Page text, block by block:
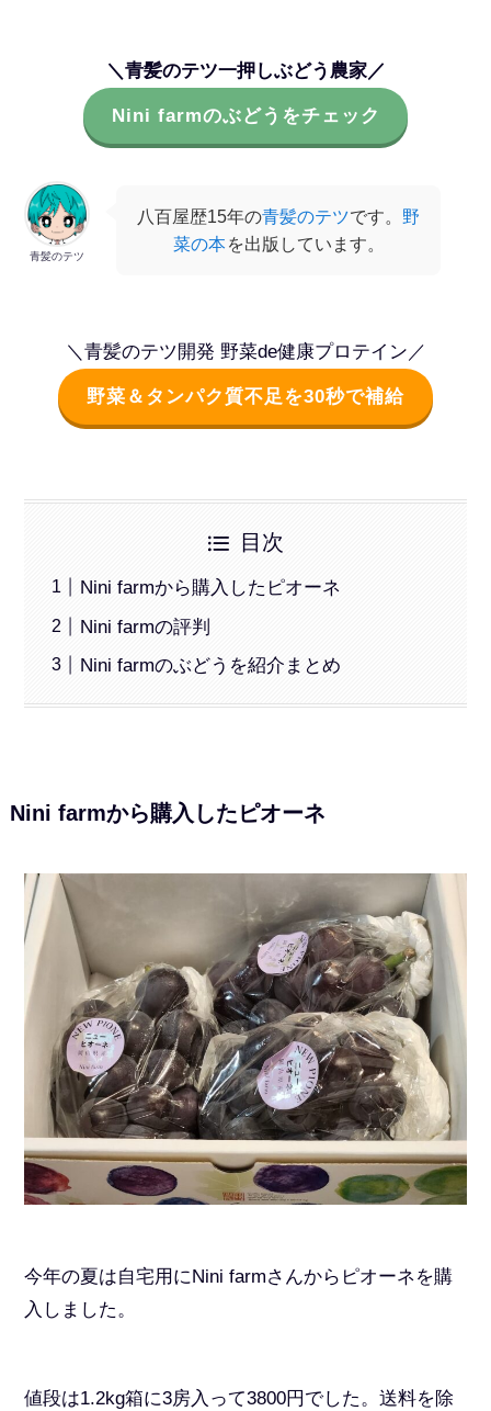
＼青髪のテツ一押しぶどう農家／
Nini farmのぶどうをチェック
青髪のテツ
八百屋歴15年の青髪のテツです。 野
菜の本を出版しています。
＼青髪のテツ開発 野菜de健康プロテイン／
野菜＆タンパク質不足を30秒で補給
目次
Nini farmから購入したピオーネ
Nini farmの評判
Nini farmのぶどうを紹介まとめ
Nini farmから購入したピオーネ
今年の夏は自宅用にNini farmさんからピオーネを購
入しました。
値段は1.2kg箱に3房入って3800円でした。送料を除